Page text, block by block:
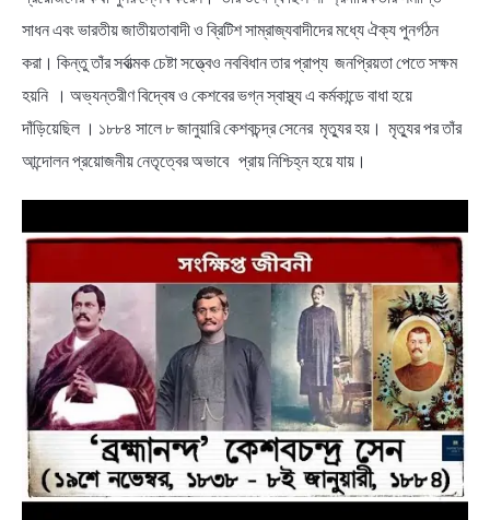
সাধন এবং ভারতীয় জাতীয়তাবাদী ও ব্রিটিশ সাম্রাজ্যবাদীদের মধ্যে ঐক্য পুনর্গঠন
করা। কিন্তু তাঁর সর্বাত্মক চেষ্টা সত্ত্বেও নববিধান তার প্রাপ্য জনপ্রিয়তা পেতে সক্ষম
হয়নি । অভ্যন্তরীণ বিদ্বেষ ও কেশবের ভগ্ন স্বাস্থ্য এ কর্মকান্ডে বাধা হয়ে
দাঁড়িয়েছিল । ১৮৮৪ সালে ৮ জানুয়ারি কেশবচন্দ্র সেনের মৃত্যুর হয়। মৃত্যুর পর তাঁর
আন্দোলন প্রয়োজনীয় নেতৃত্বের অভাবে প্রায় নিশ্চিহ্ন হয়ে যায়।